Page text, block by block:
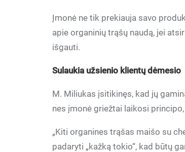
Įmonė ne tik prekiauja savo
apie organinių trąšų naudą, jei
išgauti.
Sulaukia užsienio klientų dėmesio
M. Miliukas įsitikinęs, kad jų
nes įmonė griežtai laikosi
„Kiti organines trąšas maišo su
padaryti „kažką tokio“, kad būtų